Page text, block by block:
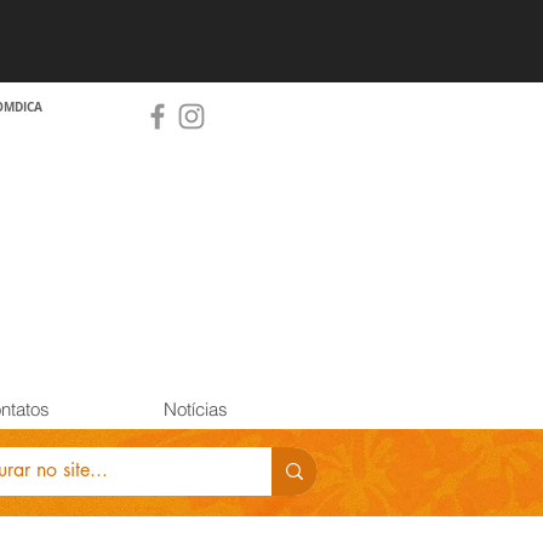
Notícias